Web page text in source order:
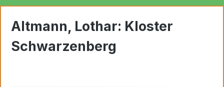
Altmann, Lothar: Kloster
Schwarzenberg